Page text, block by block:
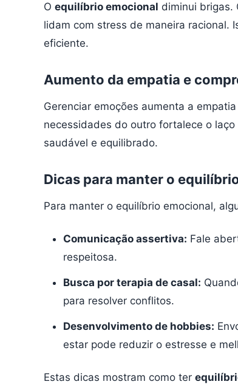
O equilíbrio emocional diminui brigas.
lidam com stress de maneira racional.
eficiente.
Aumento da empatia e
Gerenciar emoções aumenta a
necessidades do outro fortalece o
saudável e equilibrado.
Dicas para manter o
Para manter o equilíbrio emocional,
Comunicação assertiva: Fale
respeitosa.
Busca por terapia de casal:
para resolver conflitos.
Desenvolvimento de hobbies:
estar pode reduzir o estresse e
Estas dicas mostram como ter